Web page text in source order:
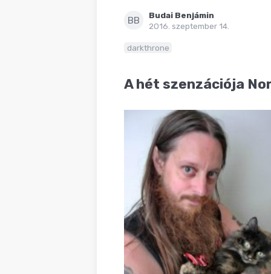
BB
Budai Benjámin
2016. szeptember 14.
darkthrone
A hét szenzációja